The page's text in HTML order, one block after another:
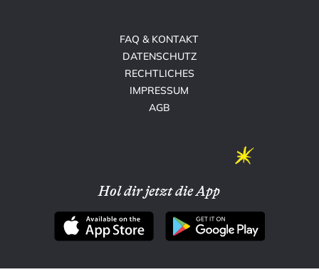
FAQ & KONTAKT
DATENSCHUTZ
RECHTLICHES
IMPRESSUM
AGB
Hol dir jetzt die App